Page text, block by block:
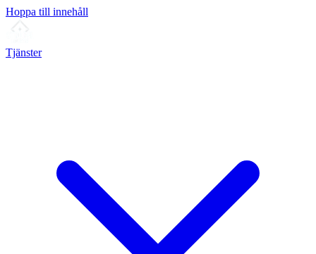
Hoppa till innehåll
Tjänster